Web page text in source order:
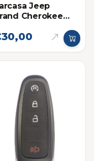
Jeep
Cherokee